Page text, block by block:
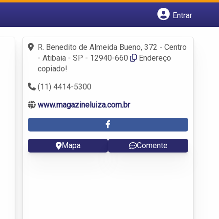
Entrar
Fazer login
Criar conta
R. Benedito de Almeida Bueno, 372 - Centro
- Atibaia - SP - 12940-660
Endereço
copiado!
(11) 4414-5300
www.magazineluiza.com.br
Mapa Comente